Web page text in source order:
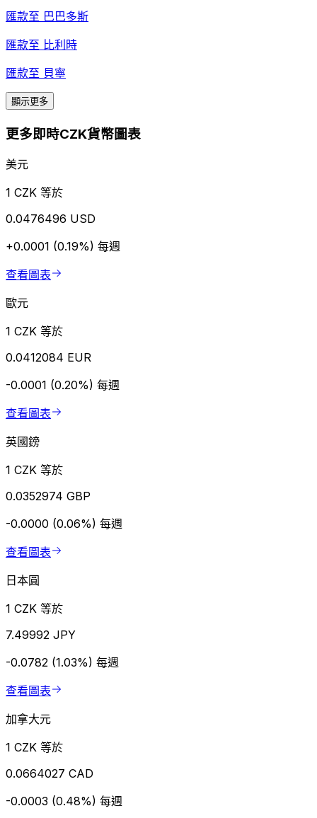
匯款至 巴巴多斯
匯款至 比利時
匯款至 貝寧
顯示更多
更多即時CZK貨幣圖表
美元
1 CZK 等於
0.0476496 USD
+0.0001 (0.19%) 每週
查看圖表
歐元
1 CZK 等於
0.0412084 EUR
-0.0001 (0.20%) 每週
查看圖表
英國鎊
1 CZK 等於
0.0352974 GBP
-0.0000 (0.06%) 每週
查看圖表
日本圓
1 CZK 等於
7.49992 JPY
-0.0782 (1.03%) 每週
查看圖表
加拿大元
1 CZK 等於
0.0664027 CAD
-0.0003 (0.48%) 每週